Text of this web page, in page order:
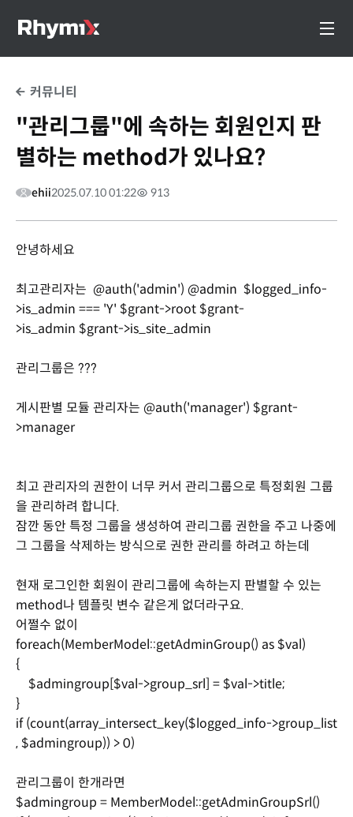
커뮤니티
"관리그룹"에 속하는 회원인지 판
별하는 method가 있나요?
ehii2025.07.10 01:22 913
안녕하세요
최고관리자는 @auth('admin') @admin $logged_info-
>is_admin === 'Y' $grant->root $grant-
>is_admin $grant->is_site_admin
관리그룹은 ???
게시판별 모듈 관리자는 @auth('manager') $grant-
>manager
최고 관리자의 권한이 너무 커서 관리그룹으로 특정회원 그룹
을 관리하려 합니다.
잠깐 동안 특정 그룹을 생성하여 관리그룹 권한을 주고 나중에
그 그룹을 삭제하는 방식으로 권한 관리를 하려고 하는데
현재 로그인한 회원이 관리그룹에 속하는지 판별할 수 있는
method나 템플릿 변수 같은게 없더라구요.
어쩔수 없이
foreach(MemberModel::getAdminGroup() as $val)
{
$admingroup[$val->group_srl] = $val->title;
}
if (count(array_intersect_key($logged_info->group_list
, $admingroup)) > 0)
관리그룹이 한개라면
$admingroup = MemberModel::getAdminGroupSrl()